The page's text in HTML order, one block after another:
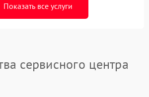
Показать все услуги
сервисного центра